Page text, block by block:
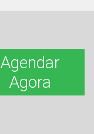
Agendar
Agora